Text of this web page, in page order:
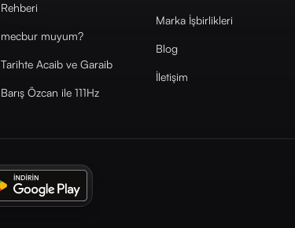
Rehberi
mecbur muyum?
Tarihte Acaib ve Garaib
Barış Özcan ile 111Hz
Marka İşbirlikleri
Blog
İletişim